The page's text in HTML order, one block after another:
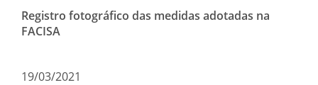
Registro fotográfico das medidas adotadas na
FACISA
19/03/2021